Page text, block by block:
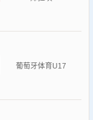
葡萄牙体育U17